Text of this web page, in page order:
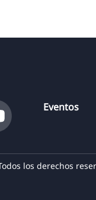
Eventos
los derechos